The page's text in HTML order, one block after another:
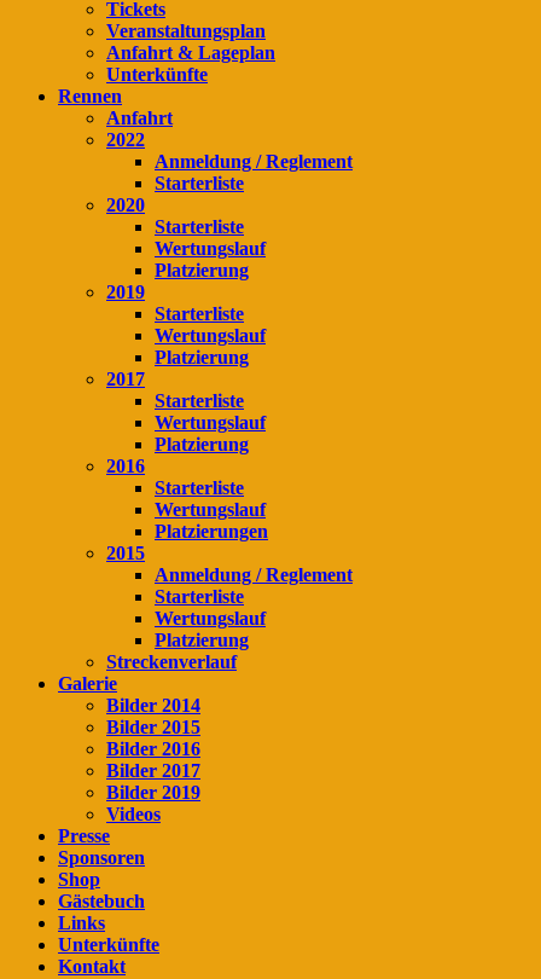
Tickets
Veranstaltungsplan
Anfahrt & Lageplan
Unterkünfte
Rennen
Anfahrt
2022
Anmeldung / Reglement
Starterliste
2020
Starterliste
Wertungslauf
Platzierung
2019
Starterliste
Wertungslauf
Platzierung
2017
Starterliste
Wertungslauf
Platzierung
2016
Starterliste
Wertungslauf
Platzierungen
2015
Anmeldung / Reglement
Starterliste
Wertungslauf
Platzierung
Streckenverlauf
Galerie
Bilder 2014
Bilder 2015
Bilder 2016
Bilder 2017
Bilder 2019
Videos
Presse
Sponsoren
Shop
Gästebuch
Links
Unterkünfte
Kontakt